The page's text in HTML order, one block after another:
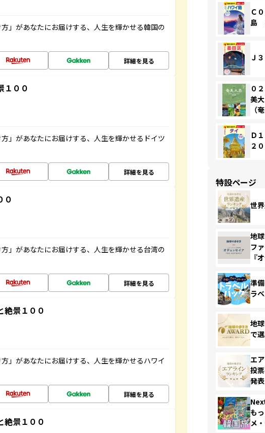
」があなたにお届けする、人生を輝かせる韓国の
詳細を見る
１００
」があなたにお届けする、人生を輝かせるドイツ
詳細を見る
０
」があなたにお届けする、人生を輝かせる台湾の
詳細を見る
絶景１００
」があなたにお届けする、人生を輝かせるハワイ
詳細を見る
絶景１００
Ｃ
島
Ｊ
０
美
（
Ｄ
２
特設ページ
世
地
フ
『
準
ラ
地
で
エ
投
発表
も
メ